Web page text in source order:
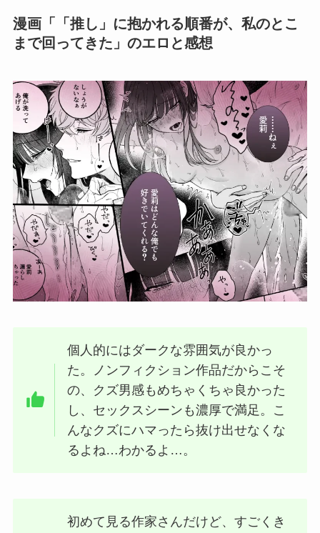
漫画「「推し」に抱かれる順番が、私のとこ
まで回ってきた」のエロと感想
個人的にはダークな雰囲気が良かっ
た。ノンフィクション作品だからこそ
の、クズ男感もめちゃくちゃ良かった
し、セックスシーンも濃厚で満足。こ
んなクズにハマったら抜け出せなくな
るよね…わかるよ…。
初めて見る作家さんだけど、すごくき